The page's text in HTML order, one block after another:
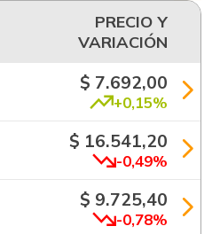
PRECIO Y
VARIACIÓN
$ 7.692,00
+0,15%
$ 16.541,20
-0,49%
$ 9.725,40
-0,78%